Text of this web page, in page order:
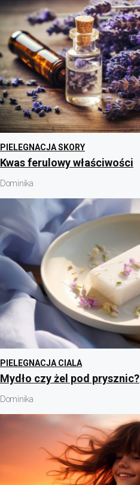
PIELEGNACJA SKORY
Kwas ferulowy właściwości
Dominika
PIELEGNACJA CIALA
Mydło czy żel pod prysznic?
Dominika